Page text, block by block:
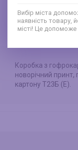
Вибір міста
наявність товару,
місті! Це допоможе
діє та, яка є
товар з розпродажу,
нараховується
Коробка з
новорічний принт,
картону Т23Б (Е).